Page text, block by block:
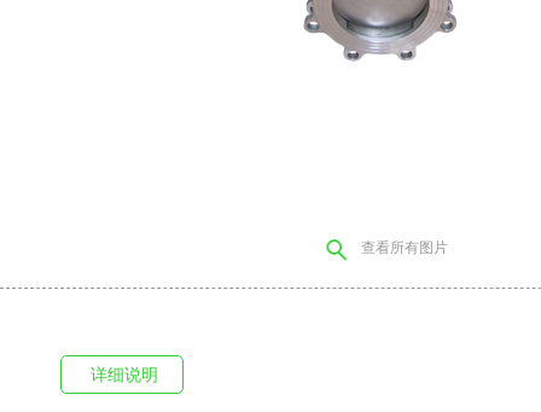
查看所有图片
详细说明